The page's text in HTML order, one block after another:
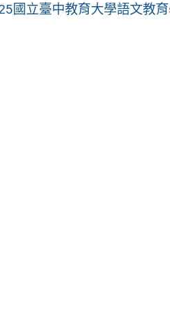
國立臺中教育大學語文教